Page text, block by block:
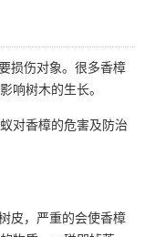
损伤对象。很多香樟
响树木的生长。
对香樟的危害及防治
皮，严重的会使香樟